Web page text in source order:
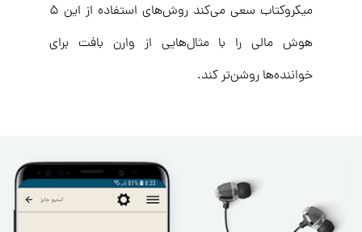
میکروکتاب سعی می‌کند روش‌های استفاده از این ۵
هوش مالی را با مثال‌هایی از وارن بافت برای
خواننده‌ها روشن‌تر کند.